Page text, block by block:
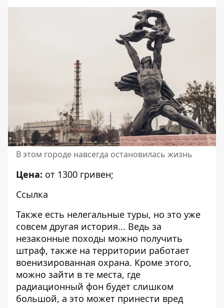
В этом городе навсегда остановилась жизнь
Цена: от 1300 гривен;
Ссылка
Также есть нелегальные туры, но это уже
совсем другая история... Ведь за
незаконные походы можно получить
штраф, также на территории работает
военизированная охрана. Кроме этого,
можно зайти в те места, где
радиационный фон будет слишком
большой, а это может принести вред